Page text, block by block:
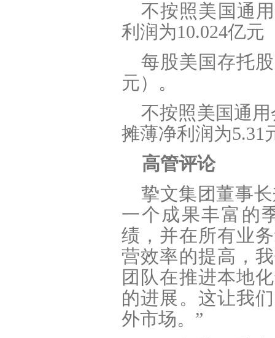
不按照美国通
利润为10.024亿元
每股美国存托
元）。
不按照美国通
摊薄净利润为5.31
高管评论
挚文集团董事
一个成果丰富的
绩，并在所有业
营效率的提高，
团队在推进本地
的进展。这让我
外市场。”